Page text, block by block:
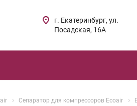
г. Екатеринбург, ул.
Посадская, 16А
Сепаратор для компрессоров Ecoair